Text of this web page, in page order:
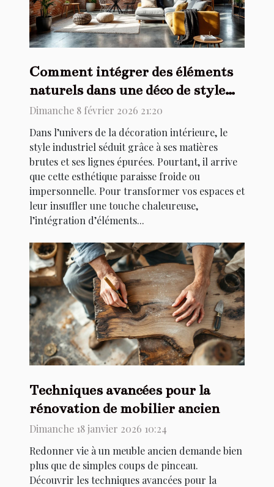
Comment intégrer des éléments
naturels dans une déco de style
industriel ?
Dimanche 8 février 2026 21:20
Dans l’univers de la décoration intérieure, le
style industriel séduit grâce à ses matières
brutes et ses lignes épurées. Pourtant, il arrive
que cette esthétique paraisse froide ou
impersonnelle. Pour transformer vos espaces et
leur insuffler une touche chaleureuse,
l’intégration d’éléments...
Techniques avancées pour la
rénovation de mobilier ancien
Dimanche 18 janvier 2026 10:24
Redonner vie à un meuble ancien demande bien
plus que de simples coups de pinceau.
Découvrir les techniques avancées pour la